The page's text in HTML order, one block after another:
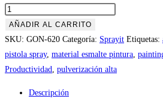
AÑADIR AL CARRITO
SKU: GON-620 Categoría: Sprayit Etiquetas:
pistola spray, material esmalte pintura
Productividad
pulverización alta
Descripción